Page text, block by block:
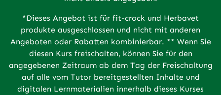
*Dieses Angebot ist für fit-crock und Herbavet
produkte ausgeschlossen und nicht mit anderen
Angeboten oder Rabatten kombinierbar. ** Wenn Sie
diesen Kurs freischalten, können Sie für den
angegebenen Zeitraum ab dem Tag der Freischaltung
auf alle vom Tutor bereitgestellten Inhalte und
digitalen Lernmaterialien innerhalb dieses Kurses